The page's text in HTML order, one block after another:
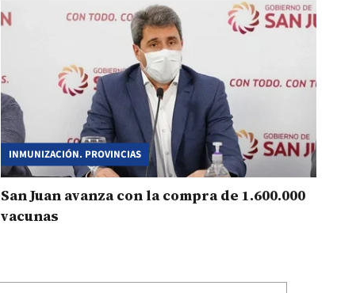
INMUNIZACIÓN. PROVINCIAS
San Juan avanza con la compra de 1.600.000
vacunas